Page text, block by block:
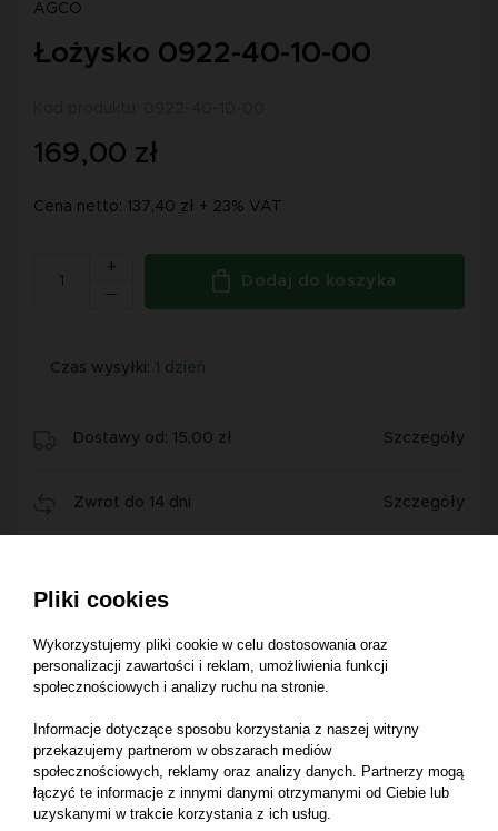
AGCO
Łożysko 0922-40-10-00
169,00 zł
Cena netto: 137,40 zł + 23% VAT
+
Dodaj do koszyka
Czas wysyłki: 1 dzień
Dostawy od: 15,00 zł Szczegóły
Zwrot do 14 dni Szczegóły
Opis produktu
Łożysko 0922-40-10-00
Numer katalogowy części:0922-40-10-00
Pliki cookies
Wykorzystujemy pliki cookie w celu dostosowania oraz
personalizacji zawartości i reklam, umożliwienia funkcji
społecznościowych i analizy ruchu na stronie.
Informacje dotyczące sposobu korzystania z naszej witryny
przekazujemy partnerom w obszarach mediów
społecznościowych, reklamy oraz analizy danych. Partnerzy mogą
łączyć te informacje z innymi danymi otrzymanymi od Ciebie lub
uzyskanymi w trakcie korzystania z ich usług.